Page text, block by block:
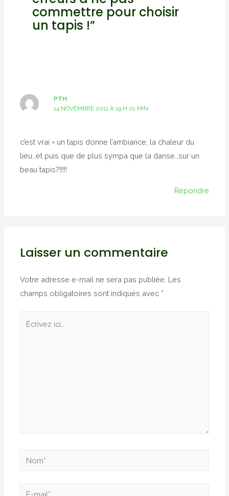
commettre pour choisir
un tapis !”
PTH
14 NOVEMBRE 2011 À 19 H 01 MIN
c’est vrai = un tapis donne l’ambiance, la chaleur du
lieu…et puis que de plus sympa que la danse…sur un
beau tapis?!!!!!
Répondre
Laisser un commentaire
Votre adresse e-mail ne sera pas publiée. Les
champs obligatoires sont indiqués avec *
Écrivez
Nom*
E-